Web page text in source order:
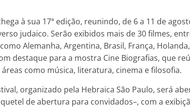
à sua 17ª edição, reunindo, de 6 a 11 de
judaico. Serão exibidos mais de 30 filmes,
Alemanha, Argentina, Brasil, França,
destaque para a mostra Cine Biografias, que
como música, literatura, cinema e filosofia.
organizado pela Hebraica São Paulo, será
de abertura para convidados–, com a